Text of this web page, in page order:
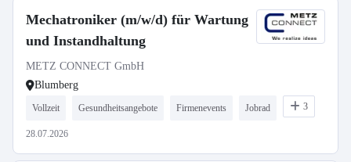
Mechatroniker (m/w/d) für Wartung
und Instandhaltung
METZ CONNECT GmbH
Blumberg
Vollzeit Gesundheitsangebote Firmenevents Jobrad 3
28.07.2026